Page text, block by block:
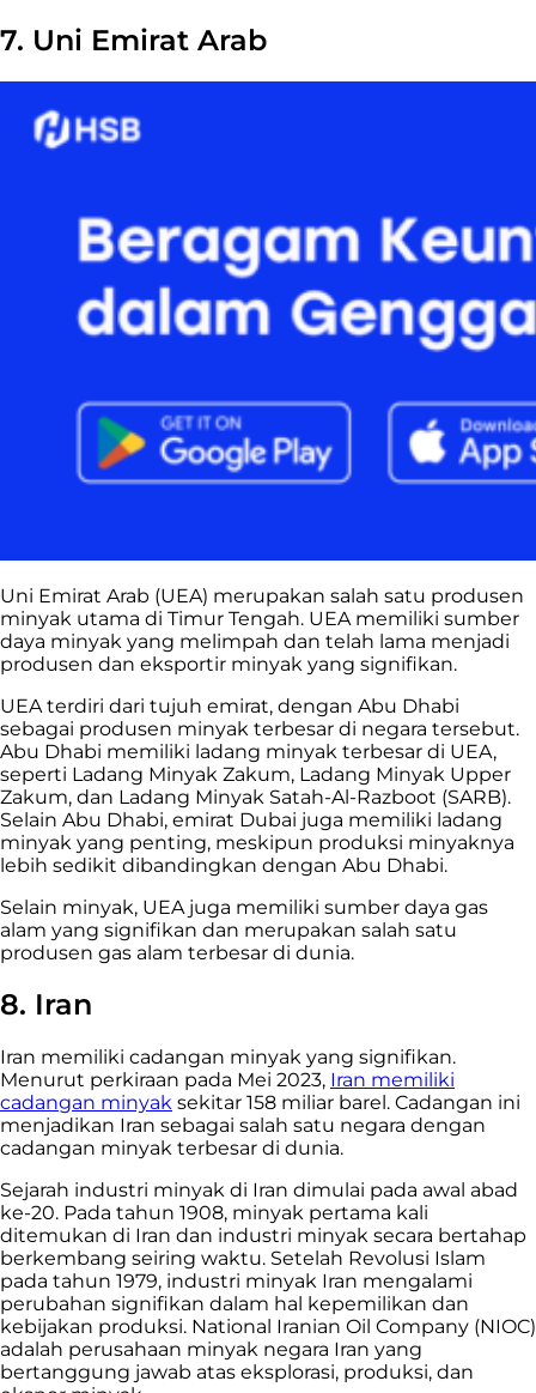
7. Uni Emirat Arab
Uni Emirat Arab (UEA) merupakan salah satu produsen
minyak utama di Timur Tengah. UEA memiliki sumber
daya minyak yang melimpah dan telah lama menjadi
produsen dan eksportir minyak yang signifikan.
UEA terdiri dari tujuh emirat, dengan Abu Dhabi
sebagai produsen minyak terbesar di negara tersebut.
Abu Dhabi memiliki ladang minyak terbesar di UEA,
seperti Ladang Minyak Zakum, Ladang Minyak Upper
Zakum, dan Ladang Minyak Satah-Al-Razboot (SARB).
Selain Abu Dhabi, emirat Dubai juga memiliki ladang
minyak yang penting, meskipun produksi minyaknya
lebih sedikit dibandingkan dengan Abu Dhabi.
Selain minyak, UEA juga memiliki sumber daya gas
alam yang signifikan dan merupakan salah satu
produsen gas alam terbesar di dunia.
8. Iran
Iran memiliki cadangan minyak yang signifikan.
Menurut perkiraan pada Mei 2023, Iran memiliki
cadangan minyak sekitar 158 miliar barel. Cadangan ini
menjadikan Iran sebagai salah satu negara dengan
cadangan minyak terbesar di dunia.
Sejarah industri minyak di Iran dimulai pada awal abad
ke-20. Pada tahun 1908, minyak pertama kali
ditemukan di Iran dan industri minyak secara bertahap
berkembang seiring waktu. Setelah Revolusi Islam
pada tahun 1979, industri minyak Iran mengalami
perubahan signifikan dalam hal kepemilikan dan
kebijakan produksi. National Iranian Oil Company (NIOC)
adalah perusahaan minyak negara Iran yang
bertanggung jawab atas eksplorasi, produksi, dan